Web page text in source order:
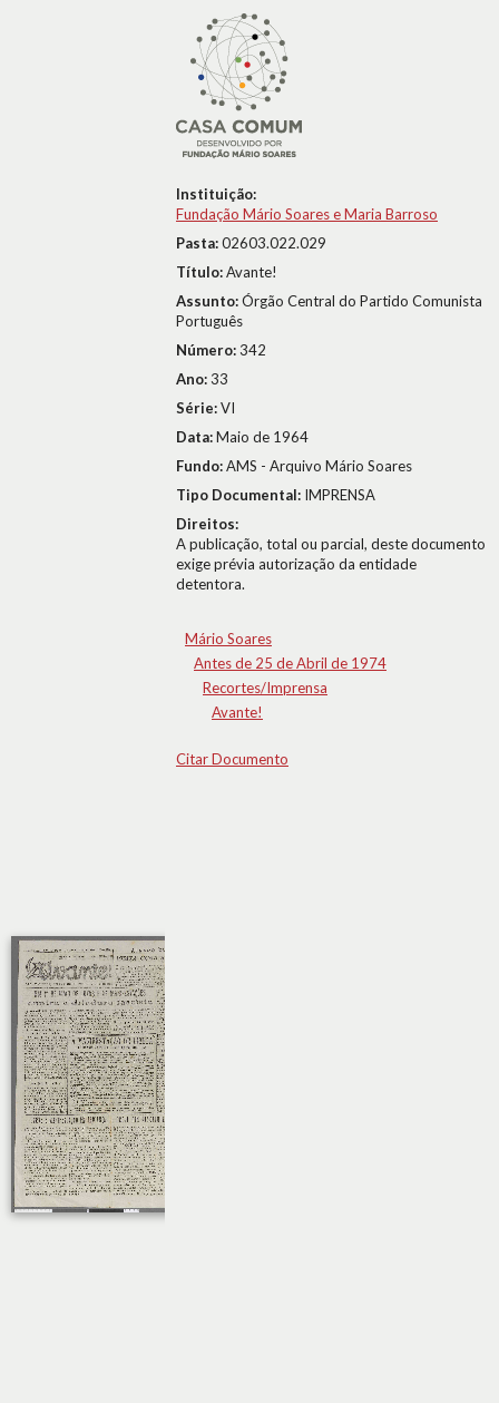
Instituição:
Fundação Mário Soares e Maria Barroso
Pasta:02603.022.029
Título:Avante!
Assunto:Órgão Central do Partido Comunista
Português
Número:342
Ano:33
Série:VI
Data:Maio de 1964
Fundo:AMS - Arquivo Mário Soares
Tipo Documental: IMPRENSA
Direitos:
A publicação, total ou parcial, deste documento
exige prévia autorização da entidade
detentora.
Mário Soares
Antes de 25 de Abril de 1974
Recortes/Imprensa
Avante!
Citar Documento